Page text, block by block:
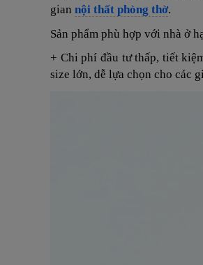
gian nội thất phòng thờ.
Sản phẩm phù hợp với nhà ở
+ Chi phí đầu tư thấp, tiết
size lớn, dễ lựa chọn cho các